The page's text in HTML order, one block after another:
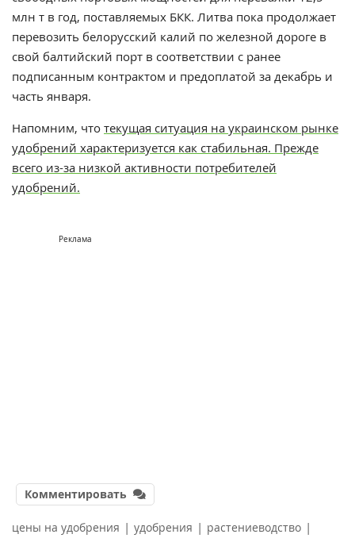
млн т в год, поставляемых БКК. Литва пока продолжает
перевозить белорусский калий по железной дороге в
свой балтийский порт в соответствии с ранее
подписанным контрактом и предоплатой за декабрь и
часть января.
Напомним, что текущая ситуация на украинском рынке
удобрений характеризуется как стабильная. Прежде
всего из-за низкой активности потребителей
удобрений.
Реклама
Комментировать
цены на удобрения | удобрения | растениеводство |